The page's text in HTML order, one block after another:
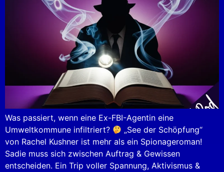
Was passiert, wenn eine Ex-FBI-Agentin eine
Umweltkommune infiltriert?
„See der Schöpfung“
von Rachel Kushner ist mehr als ein Spionageroman!
Sadie muss sich zwischen Auftrag & Gewissen
entscheiden. Ein Trip voller Spannung, Aktivismus &